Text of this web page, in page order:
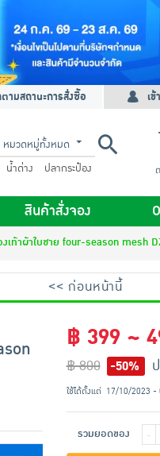
ามสถานะการสั่งซื้อ เ
หมวดหมู่ทั้งหมด
น้ำด่าง
ปลากระป๋อง
สินค้าสั่งจอง
เท้าผ้าใบชาย four-season mesh
<< ก่อนหน้านี้
฿ 399 ~
฿ 800 -50%
ใช้ได้ตั้งแต่ 17/10/2023 -
รวมยอดของ -